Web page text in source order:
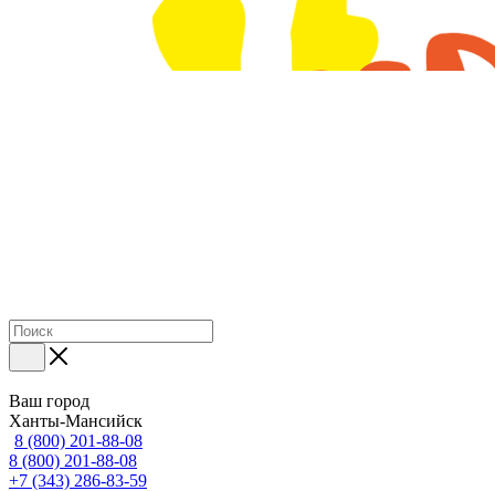
Ваш город
Ханты-Мансийск
8 (800) 201-88-08
8 (800) 201-88-08
+7 (343) 286-83-59